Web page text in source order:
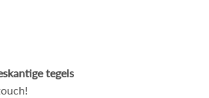
tegels